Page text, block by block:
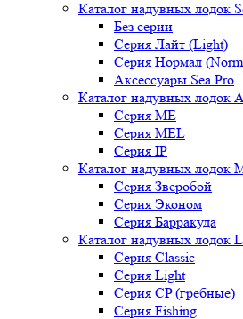
Каталог надувных лодок
Без серии
Серия Лайт (Light)
Серия Нормал
Аксессуары Sea Pro
Каталог надувных лодок
Серия ME
Серия MEL
Серия IP
Каталог надувных лодок
Серия Зверобой
Серия Эконом
Серия Барракуда
Каталог надувных лодок
Серия Classic
Серия Light
Серия CP (гребные)
Серия Fishing